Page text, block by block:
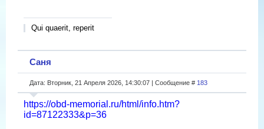
Qui quaerit, reperit
Саня
Дата: Вторник, 21 Апреля 2026, 14:30:07 | Сообщение # 183
https://obd-memorial.ru/html/info.htm?
id=87122333&p=36